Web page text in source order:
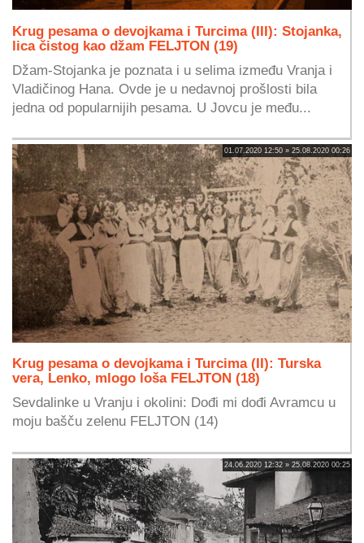
Krug pesama o devojkama i Turcima (III): Stojanka,
lica čistog kao džam FELJTON (19)
Džam-Stojanka je poznata i u selima između Vranja i
Vladičinog Hana. Ovde je u nedavnoj prošlosti bila
jedna od popularnijih pesama. U Jovcu je među...
01.07.2020 12:50 » 25.08.2020 00:26
Krug pesama o devojkama i Turcima (II): Turska
vera, Lenko, mlogo loša FELJTON (18)
Sevdalinke u Vranju i okolini: Dođi mi dođi Avramcu u
moju bašču zelenu FELJTON (14)
24.06.2020 12:32 » 25.08.2020 00:25